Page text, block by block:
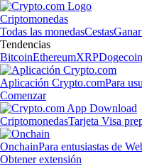
Criptomonedas
Todas las monedasCestasGanar
Tendencias
BitcoinEthereumXRPDogecoin
Aplicación Crypto.comPara
Comenzar
CriptomonedasTarjeta Visa
OnchainPara entusiastas de
Obtener extensión